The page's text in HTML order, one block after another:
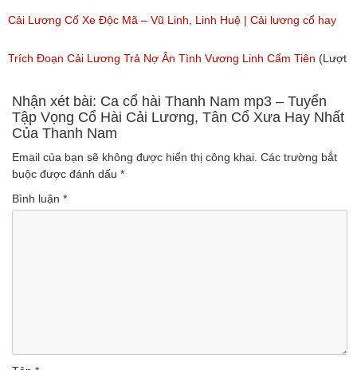
(Lượt nghe: 517)
nghe: 4,352)
Cải Lương Cổ Xe Độc Mã – Vũ Linh, Linh Huệ | Cải lương cổ hay
nhất
(Lượt nghe: 1,347)
Trích Đoạn Cải Lương Trả Nợ Ân Tình Vương Linh Cẩm Tiên (Lượt
nghe: 971)
Nhận xét bài: Ca cổ hài Thanh Nam mp3 – Tuyển
Tập Vọng Cổ Hài Cải Lương, Tân Cổ Xưa Hay Nhất
Của Thanh Nam
Email của bạn sẽ không được hiển thị công khai. Các trường bắt
buộc được đánh dấu *
Bình luận *